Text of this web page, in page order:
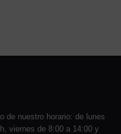
de nuestro horario: de lunes
viernes de 8:00 a 14:00 y